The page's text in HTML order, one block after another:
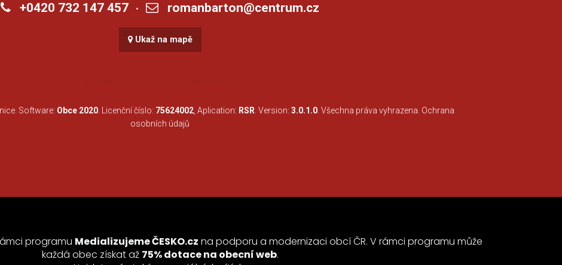
+0420 732 147 457 • romanbarton@centrum.cz
Ukaž na mapě
. Software: Obce 2020. Licenční číslo: 75624002, Aplication: RSR. Version:3.0.1.0. Všechna práva vyhrazena. Ochrana
osobních údajů
programu Medializujeme ČESKO.cz na podporu a modernizaci obcí ČR. V rámci programu může
každá obec získat až 75% dotace na obecní web.